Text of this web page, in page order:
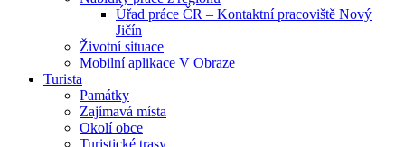
Úřad práce ČR – Kontaktní pracoviště Nový
Jičín
Životní situace
Mobilní aplikace V Obraze
Turista
Památky
Zajímavá místa
Okolí obce
Turistické trasy